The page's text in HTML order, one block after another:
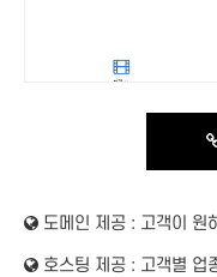
도메인 제공 : 고객이
호스팅 제공 : 고객별 업